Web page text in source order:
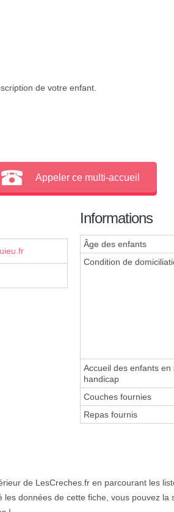
de votre enfant.
Appeler ce multi-accueil
Informations
Âge des enfants
Condition de
Accueil des enfants en
handicap
Couches fournies
Repas fournis
de LesCreches.fr en parcourant les
les données de cette fiche, vous pouvez